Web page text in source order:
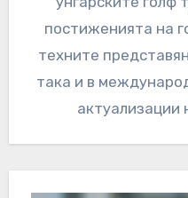
постиженията на
техните
така и в
актуализации